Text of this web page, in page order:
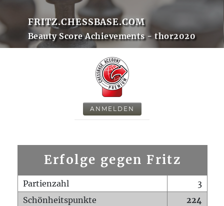
FRITZ.CHESSBASE.COM
Beauty Score Achievements - thor2020
ANMELDEN
Erfolge gegen Fritz
Partienzahl
3
Schönheitspunkte
224